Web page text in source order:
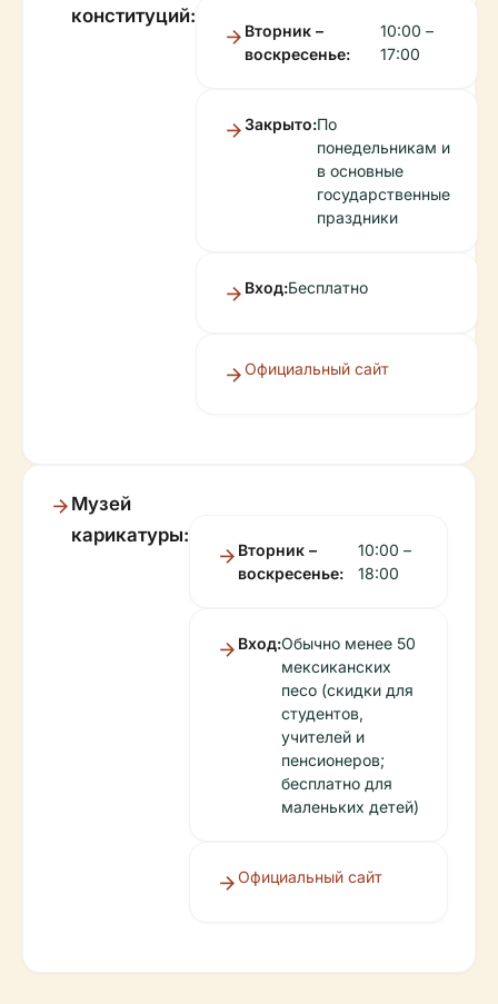
конституций:
Вторник –
воскресенье:
10:00 –
17:00
Закрыто:По
понедельникам и
в основные
государственные
праздники
Вход:Бесплатно
Официальный сайт
Музей
карикатуры:
Вторник –
воскресенье:
10:00 –
18:00
Вход:Обычно менее 50
мексиканских
песо (скидки для
студентов,
учителей и
пенсионеров;
бесплатно для
маленьких детей)
Официальный сайт